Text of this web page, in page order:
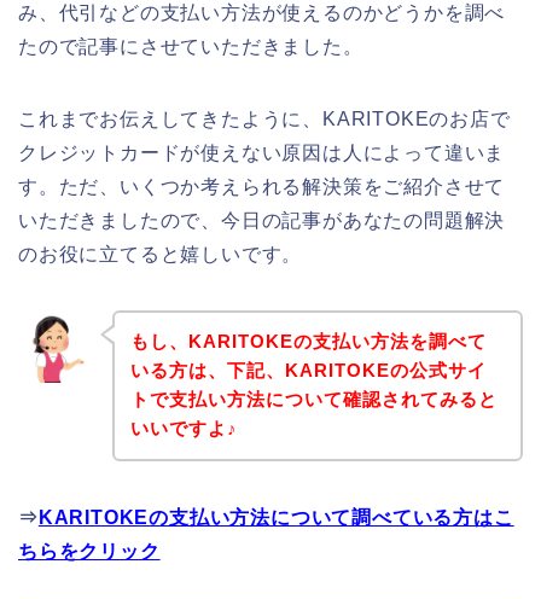
み、代引などの支払い方法が使えるのかどうかを調べ
たので記事にさせていただきました。
これまでお伝えしてきたように、KARITOKEのお店で
クレジットカードが使えない原因は人によって違いま
す。ただ、いくつか考えられる解決策をご紹介させて
いただきましたので、今日の記事があなたの問題解決
のお役に立てると嬉しいです。
もし、KARITOKEの支払い方法を調べて
いる方は、下記、KARITOKEの公式サイ
トで支払い方法について確認されてみると
いいですよ♪
⇒ KARITOKEの支払い方法について調べている方はこ
ちらをクリック